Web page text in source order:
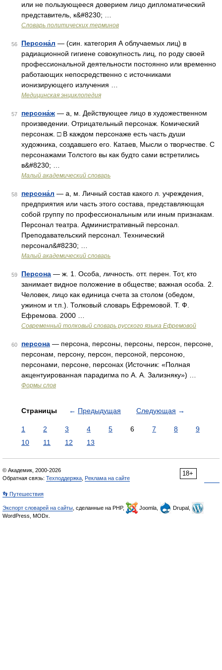
или не пользующееся доверием лицо дипломатический
представитель, к&#8230; …
Словарь политических терминов
56 Персона́л — (син. категория А облучаемых лиц) в
радиационной гигиене совокупность лиц, по роду своей
профессиональной деятельности постоянно или временно
работающих непосредственно с источниками
ионизирующего излучения …
Медицинская энциклопедия
57 персона́ж — а, м. Действующее лицо в художественном
произведении. Отрицательный персонаж. Комический
персонаж. □ В каждом персонаже есть часть души
художника, создавшего его. Катаев, Мысли о творчестве. С
персонажами Толстого вы как будто сами встретились
в&#8230; …
Малый академический словарь
58 персона́л — а, м. Личный состав какого л. учреждения,
предприятия или часть этого состава, представляющая
собой группу по профессиональным или иным признакам.
Персонал театра. Административный персонал.
Преподавательский персонал. Технический
персонал&#8230; …
Малый академический словарь
59 Персона — ж. 1. Особа, личность. отт. перен. Тот, кто
занимает видное положение в обществе; важная особа. 2.
Человек, лицо как единица счета за столом (обедом,
ужином и т.п.). Толковый словарь Ефремовой. Т. Ф.
Ефремова. 2000 …
Современный толковый словарь русского языка Ефремовой
60 персона — персона, персоны, персоны, персон, персоне,
персонам, персону, персон, персоной, персоною,
персонами, персоне, персонах (Источник: «Полная
акцентуированная парадигма по А. А. Зализняку») …
Формы слов
Страницы ← Предыдущая Следующая →
1 2 3 4 5 6 7 8
9
10
11 12 13
18+
© Академик, 2000-2026
Обратная связь: Техподдержка Реклама на сайте
👣 Путешествия
Экспорт словарей на сайты , сделанные на PHP, Joomla,
Drupal,
WordPress, MODx.